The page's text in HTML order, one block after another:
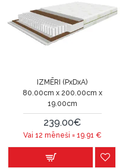
IZMĒRI (PxDxA)
80.00cm x 200.00cm x
19.00cm
239.00€
Vai 12 mēneši = 19.91 €